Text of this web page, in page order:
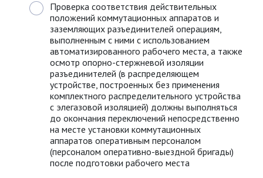
Проверка соответствия действительных
положений коммутационных аппаратов и
заземляющих разъединителей операциям,
выполненным с ними с использованием
автоматизированного рабочего места, а также
осмотр опорно-стержневой изоляции
разъединителей (в распределяющем
устройстве, построенных без применения
комплектного распределительного устройства
с элегазовой изоляцией) должны выполняться
до окончания переключений непосредственно
на месте установки коммутационных
аппаратов оперативным персоналом
(персоналом оперативно-выездной бригады)
после подготовки рабочего места